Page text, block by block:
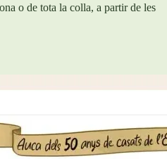
o de tota la colla, a partir de les